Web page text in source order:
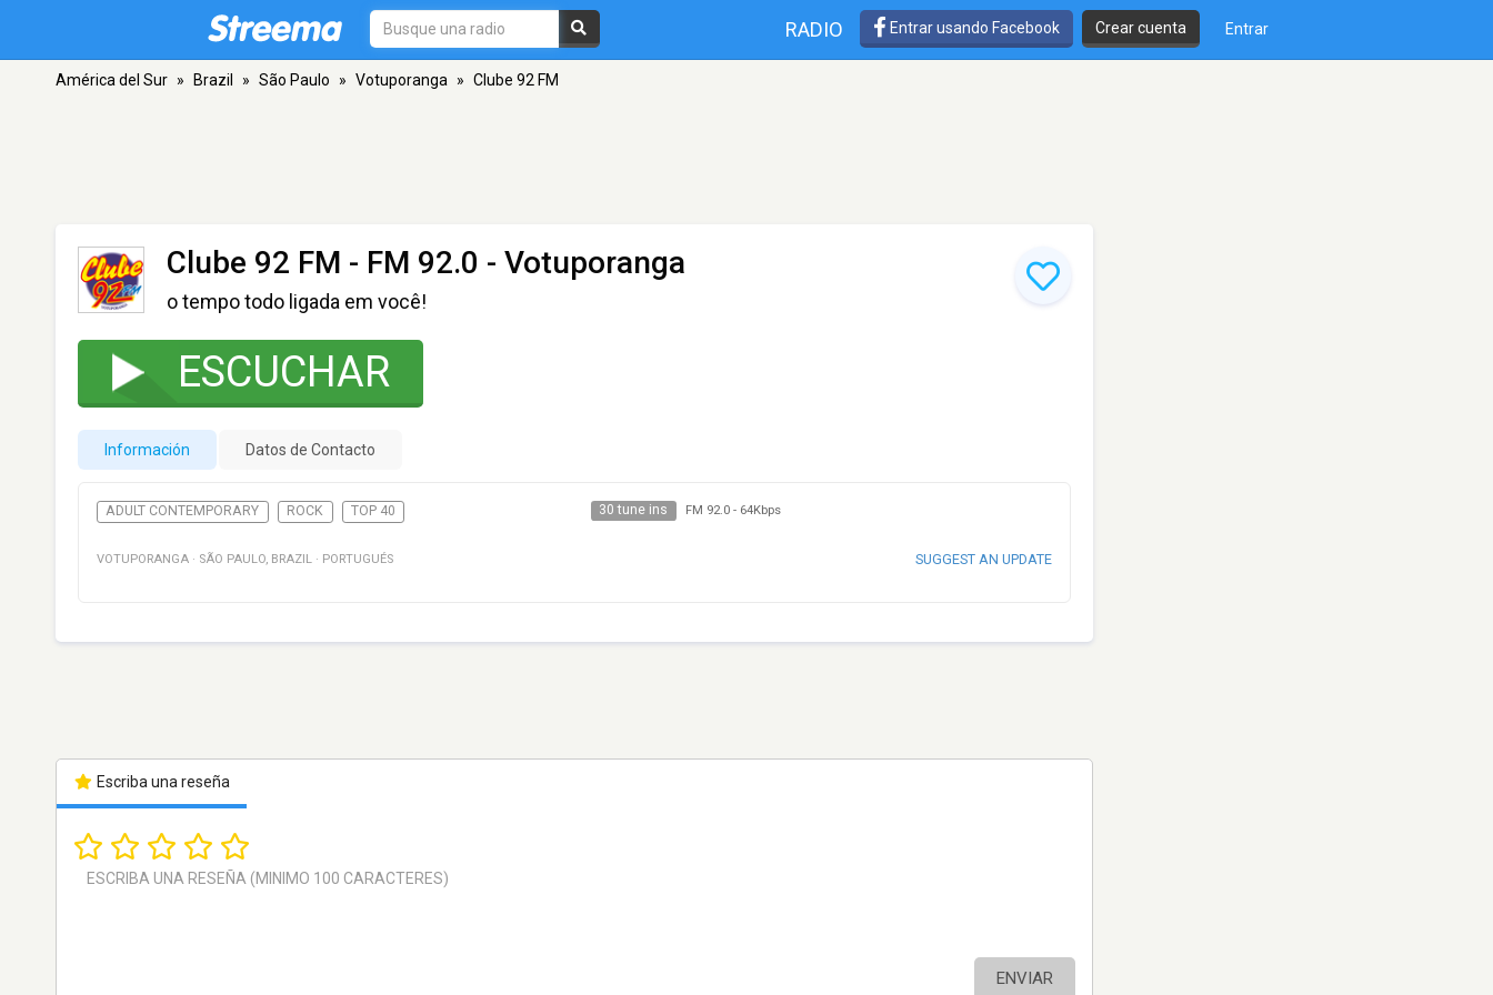
RADIO Entrar usando Facebook Crear cuenta Entrar
América del Sur » Brazil » São Paulo » Votuporanga » Clube 92 FM
Clube 92 FM - FM 92.0 - Votuporanga
o tempo todo ligada em você!
ESCUCHAR
Información Datos de Contacto
ADULT CONTEMPORARY ROCK TOP 40 30 tune ins FM 92.0- 64Kbps
VOTUPORANGA · SÃO PAULO, BRAZIL · PORTUGUÉS SUGGEST AN UPDATE
Escriba una reseña
ENVIAR